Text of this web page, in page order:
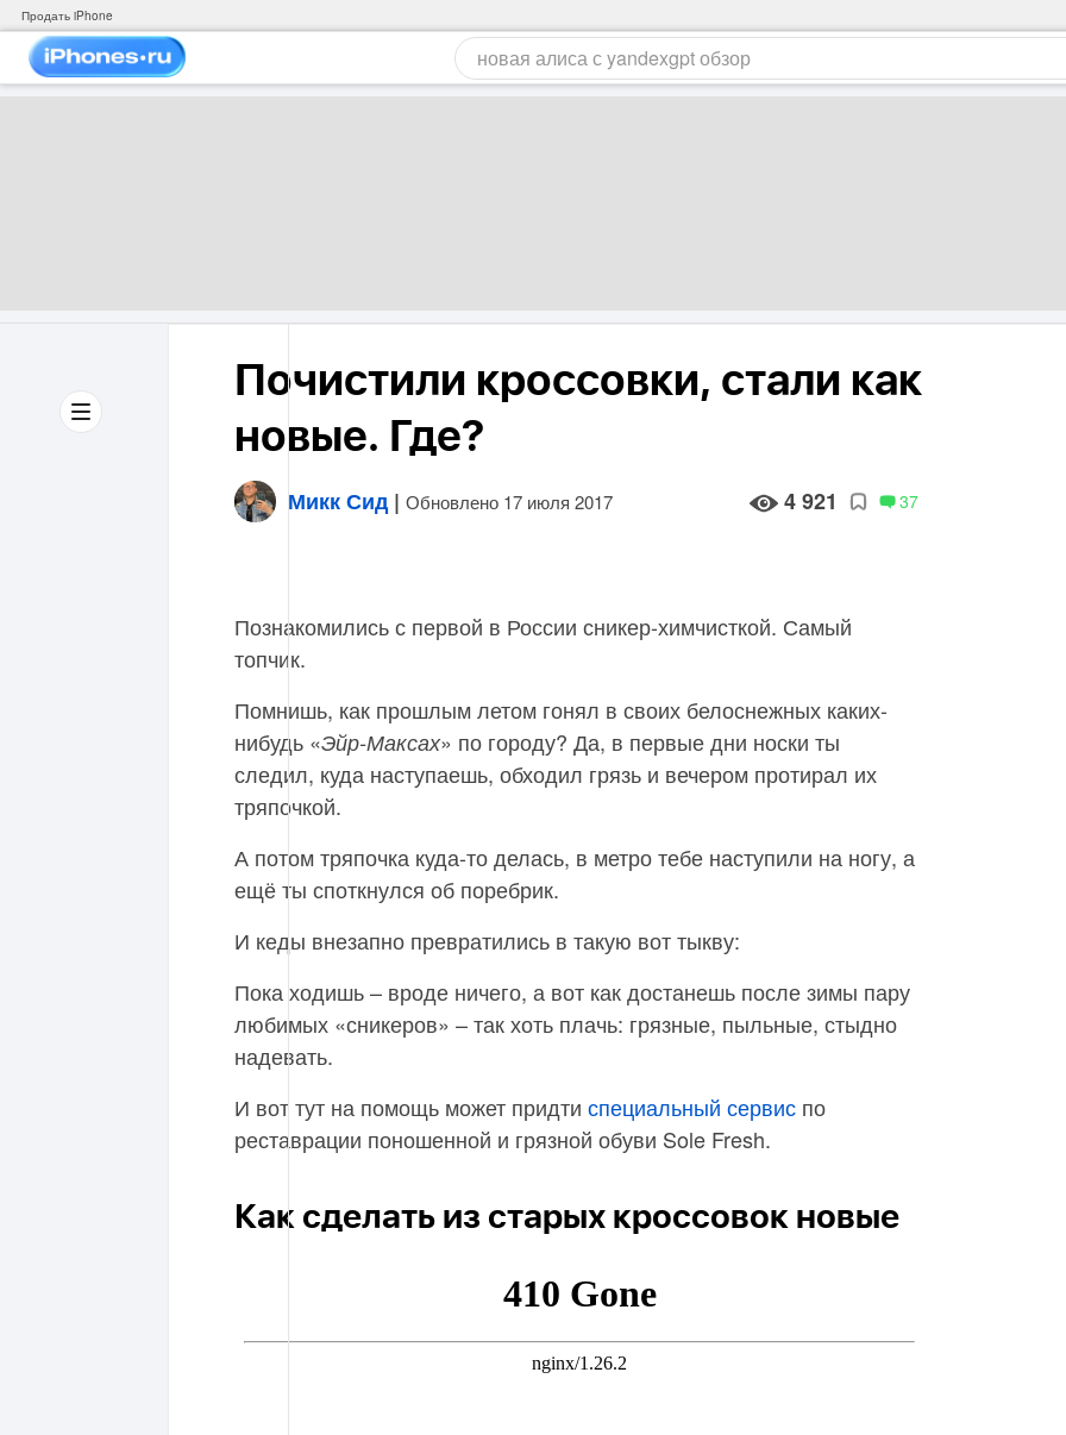
Продать iPhone
Почистили кроссовки, стали как
новые. Где?
Микк Сид | Обновлено 17 июля 2017 4 921 37
Познакомились с первой в России сникер-химчисткой. Самый
топчик.
Помнишь, как прошлым летом гонял в своих белоснежных каких-
нибудь «Эйр-Максах» по городу? Да, в первые дни носки ты
следил, куда наступаешь, обходил грязь и вечером протирал их
тряпочкой.
А потом тряпочка куда-то делась, в метро тебе наступили на ногу, а
ещё ты споткнулся об поребрик.
И кеды внезапно превратились в такую вот тыкву:
Пока ходишь – вроде ничего, а вот как достанешь после зимы пару
любимых «сникеров» – так хоть плачь: грязные, пыльные, стыдно
надевать.
И вот тут на помощь может придти специальный сервис по
реставрации поношенной и грязной обуви Sole Fresh.
Как сделать из старых кроссовок новые